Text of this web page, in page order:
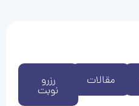
رزرو
نوبت
مقالات